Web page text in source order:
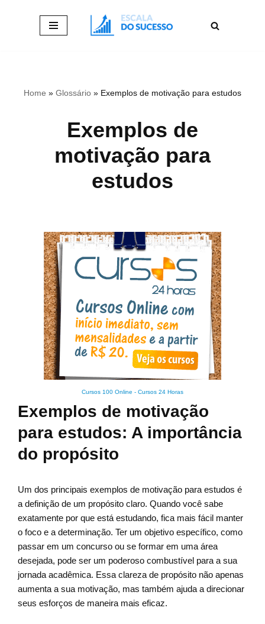
Home » Glossário » Exemplos de motivação para estudos
Exemplos de
motivação para
estudos
Cursos 100 Online - Cursos 24 Horas
Exemplos de motivação
para estudos: A importância
do propósito
Um dos principais exemplos de motivação para estudos é
a definição de um propósito claro. Quando você sabe
exatamente por que está estudando, fica mais fácil manter
o foco e a determinação. Ter um objetivo específico, como
passar em um concurso ou se formar em uma área
desejada, pode ser um poderoso combustível para a sua
jornada acadêmica. Essa clareza de propósito não apenas
aumenta a sua motivação, mas também ajuda a direcionar
seus esforços de maneira mais eficaz.